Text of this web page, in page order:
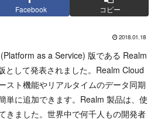
Facebook コピー
2018.01.18
as a Service) 版である Realm
として発表されました。Realm Cloud
スト機能やリアルタイムのデータ同期
単に追加できます。Realm 製品は、使
きました。世界中で何千人もの開発者